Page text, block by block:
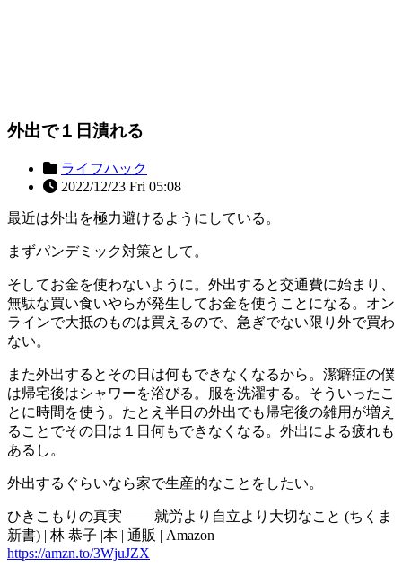
外出で１日潰れる
ライフハック
2022/12/23 Fri 05:08
最近は外出を極力避けるようにしている。
まずパンデミック対策として。
そしてお金を使わないように。外出すると交通費に始まり、
無駄な買い食いやらが発生してお金を使うことになる。オン
ラインで大抵のものは買えるので、急ぎでない限り外で買わ
ない。
また外出するとその日は何もできなくなるから。潔癖症の僕
は帰宅後はシャワーを浴びる。服を洗濯する。そういったこ
とに時間を使う。たとえ半日の外出でも帰宅後の雑用が増え
ることでその日は１日何もできなくなる。外出による疲れも
あるし。
外出するぐらいなら家で生産的なことをしたい。
ひきこもりの真実 ――就労より自立より大切なこと (ちくま
新書) | 林 恭子 |本 | 通販 | Amazon
https://amzn.to/3WjuJZX